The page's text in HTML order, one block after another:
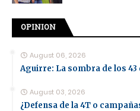
OPINION
August 06, 2026
Aguirre: La sombra de los 43
August 03, 2026
¿Defensa de la 4T o